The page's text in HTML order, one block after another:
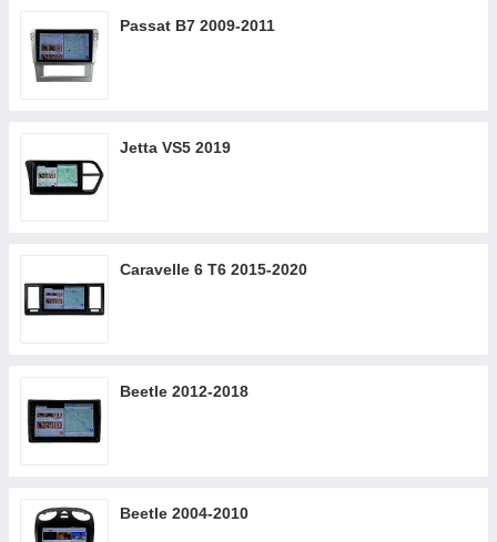
Passat B7 2009-2011
Jetta VS5 2019
Caravelle 6 T6 2015-2020
Beetle 2012-2018
Beetle 2004-2010